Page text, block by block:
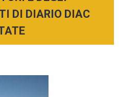
DI DIARIO DIAC